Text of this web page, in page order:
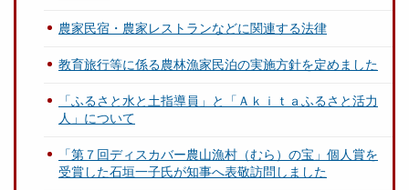
農家民宿・農家レストランなどに関連する法律
教育旅行等に係る農林漁家民泊の実施方針を定めました
「ふるさと水と土指導員」と「Ａｋｉｔａふるさと活力
人」について
「第７回ディスカバー農山漁村（むら）の宝」個人賞を
受賞した石垣一子氏が知事へ表敬訪問しました